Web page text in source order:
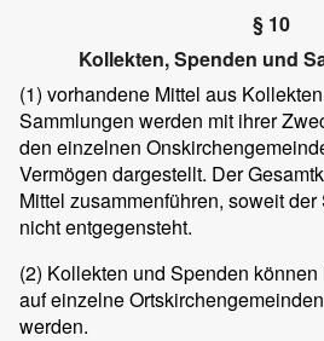
§ 10
Kollekten, Spenden und
(1) vorhandene Mittel aus
Sammlungen werden mit ihrer
den einzelnen
Vermögen dargestellt. Der
Mittel zusammenführen, soweit
nicht entgegensteht.
(2) Kollekten und Spenden
auf einzelne
werden.